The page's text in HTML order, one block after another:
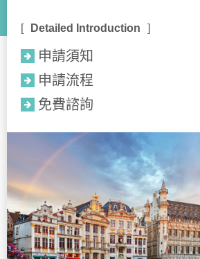
Detailed Introduction
申請須知
申請流程
免費諮詢